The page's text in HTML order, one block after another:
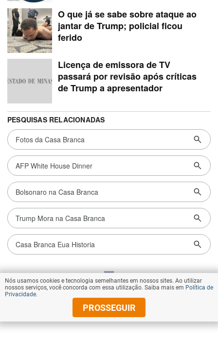
VOLTAR AO TOPO
© Copyright 2026 Diários Associados
Nós usamos cookies e tecnologia semelhantes em nossos sites. Ao utilizar
nossos serviços, você concorda com essa utilização. Saiba mais em Política de
Privacidade.
PROSSEGUIR